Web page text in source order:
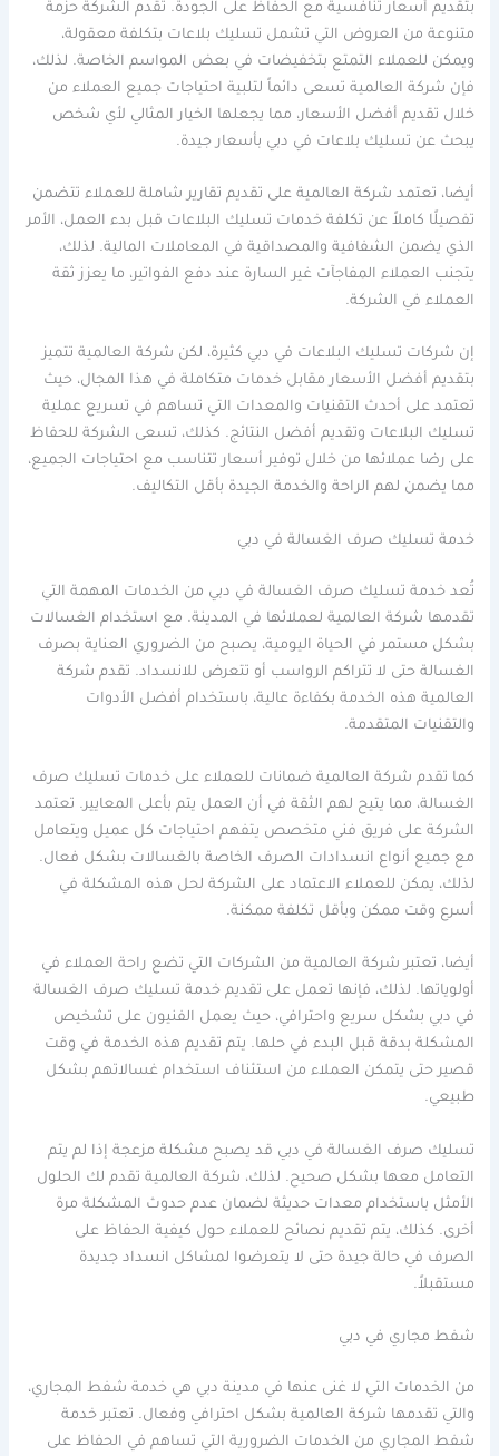
بتقديم أسعار تنافسية مع الحفاظ على الجودة. تقدم الشركة حزمة
متنوعة من العروض التي تشمل تسليك بلاعات بتكلفة معقولة،
ويمكن للعملاء التمتع بتخفيضات في بعض المواسم الخاصة. لذلك،
فإن شركة العالمية تسعى دائماً لتلبية احتياجات جميع العملاء من
خلال تقديم أفضل الأسعار، مما يجعلها الخيار المثالي لأي شخص
يبحث عن تسليك بلاعات في دبي بأسعار جيدة.
أيضا، تعتمد شركة العالمية على تقديم تقارير شاملة للعملاء تتضمن
تفصيلًا كاملاً عن تكلفة خدمات تسليك البلاعات قبل بدء العمل، الأمر
الذي يضمن الشفافية والمصداقية في المعاملات المالية. لذلك،
يتجنب العملاء المفاجآت غير السارة عند دفع الفواتير، ما يعزز ثقة
العملاء في الشركة.
إن شركات تسليك البلاعات في دبي كثيرة، لكن شركة العالمية تتميز
بتقديم أفضل الأسعار مقابل خدمات متكاملة في هذا المجال، حيث
تعتمد على أحدث التقنيات والمعدات التي تساهم في تسريع عملية
تسليك البلاعات وتقديم أفضل النتائج. كذلك، تسعى الشركة للحفاظ
على رضا عملائها من خلال توفير أسعار تتناسب مع احتياجات الجميع،
مما يضمن لهم الراحة والخدمة الجيدة بأقل التكاليف.
خدمة تسليك صرف الغسالة في دبي
تُعد خدمة تسليك صرف الغسالة في دبي من الخدمات المهمة التي
تقدمها شركة العالمية لعملائها في المدينة. مع استخدام الغسالات
بشكل مستمر في الحياة اليومية، يصبح من الضروري العناية بصرف
الغسالة حتى لا تتراكم الرواسب أو تتعرض للانسداد. تقدم شركة
العالمية هذه الخدمة بكفاءة عالية، باستخدام أفضل الأدوات
والتقنيات المتقدمة.
كما تقدم شركة العالمية ضمانات للعملاء على خدمات تسليك صرف
الغسالة، مما يتيح لهم الثقة في أن العمل يتم بأعلى المعايير. تعتمد
الشركة على فريق فني متخصص يتفهم احتياجات كل عميل ويتعامل
مع جميع أنواع انسدادات الصرف الخاصة بالغسالات بشكل فعال.
لذلك، يمكن للعملاء الاعتماد على الشركة لحل هذه المشكلة في
أسرع وقت ممكن وبأقل تكلفة ممكنة.
أيضا، تعتبر شركة العالمية من الشركات التي تضع راحة العملاء في
أولوياتها. لذلك، فإنها تعمل على تقديم خدمة تسليك صرف الغسالة
في دبي بشكل سريع واحترافي، حيث يعمل الفنيون على تشخيص
المشكلة بدقة قبل البدء في حلها. يتم تقديم هذه الخدمة في وقت
قصير حتى يتمكن العملاء من استئناف استخدام غسالاتهم بشكل
طبيعي.
تسليك صرف الغسالة في دبي قد يصبح مشكلة مزعجة إذا لم يتم
التعامل معها بشكل صحيح. لذلك، شركة العالمية تقدم لك الحلول
الأمثل باستخدام معدات حديثة لضمان عدم حدوث المشكلة مرة
أخرى. كذلك، يتم تقديم نصائح للعملاء حول كيفية الحفاظ على
الصرف في حالة جيدة حتى لا يتعرضوا لمشاكل انسداد جديدة
مستقبلاً.
شفط مجاري في دبي
من الخدمات التي لا غنى عنها في مدينة دبي هي خدمة شفط المجاري،
والتي تقدمها شركة العالمية بشكل احترافي وفعال. تعتبر خدمة
شفط المجاري من الخدمات الضرورية التي تساهم في الحفاظ على